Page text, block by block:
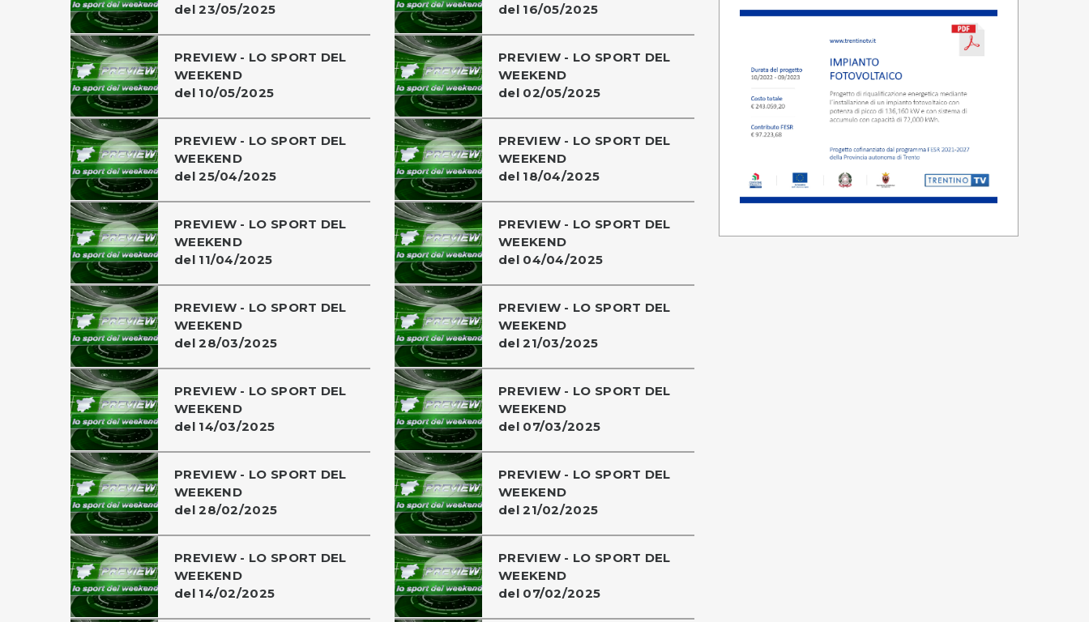
del 23/05/2025
del 16/05/2025
PREVIEW - LO SPORT DEL
WEEKEND
del 10/05/2025
PREVIEW - LO SPORT DEL
WEEKEND
del 02/05/2025
PREVIEW - LO SPORT DEL
WEEKEND
del 25/04/2025
PREVIEW - LO SPORT DEL
WEEKEND
del 18/04/2025
PREVIEW - LO SPORT DEL
WEEKEND
del 11/04/2025
PREVIEW - LO SPORT DEL
WEEKEND
del 04/04/2025
PREVIEW - LO SPORT DEL
WEEKEND
del 28/03/2025
PREVIEW - LO SPORT DEL
WEEKEND
del 21/03/2025
PREVIEW - LO SPORT DEL
WEEKEND
del 14/03/2025
PREVIEW - LO SPORT DEL
WEEKEND
del 07/03/2025
PREVIEW - LO SPORT DEL
WEEKEND
del 28/02/2025
PREVIEW - LO SPORT DEL
WEEKEND
del 21/02/2025
PREVIEW - LO SPORT DEL
WEEKEND
del 14/02/2025
PREVIEW - LO SPORT DEL
WEEKEND
del 07/02/2025